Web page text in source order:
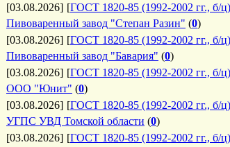
[03.08.2026] [ГОСТ 1820-85 (1992-2002 гг., б/ц)
Пивоваренный завод "Степан Разин" (0)
[03.08.2026] [ГОСТ 1820-85 (1992-2002 гг., б/ц)
Пивоваренный завод "Бавария" (0)
[03.08.2026] [ГОСТ 1820-85 (1992-2002 гг., б/ц)
ООО "Юнит" (0)
[03.08.2026] [ГОСТ 1820-85 (1992-2002 гг., б/ц)
УГПС УВД Томской области (0)
[03.08.2026] [ГОСТ 1820-85 (1992-2002 гг., б/ц)